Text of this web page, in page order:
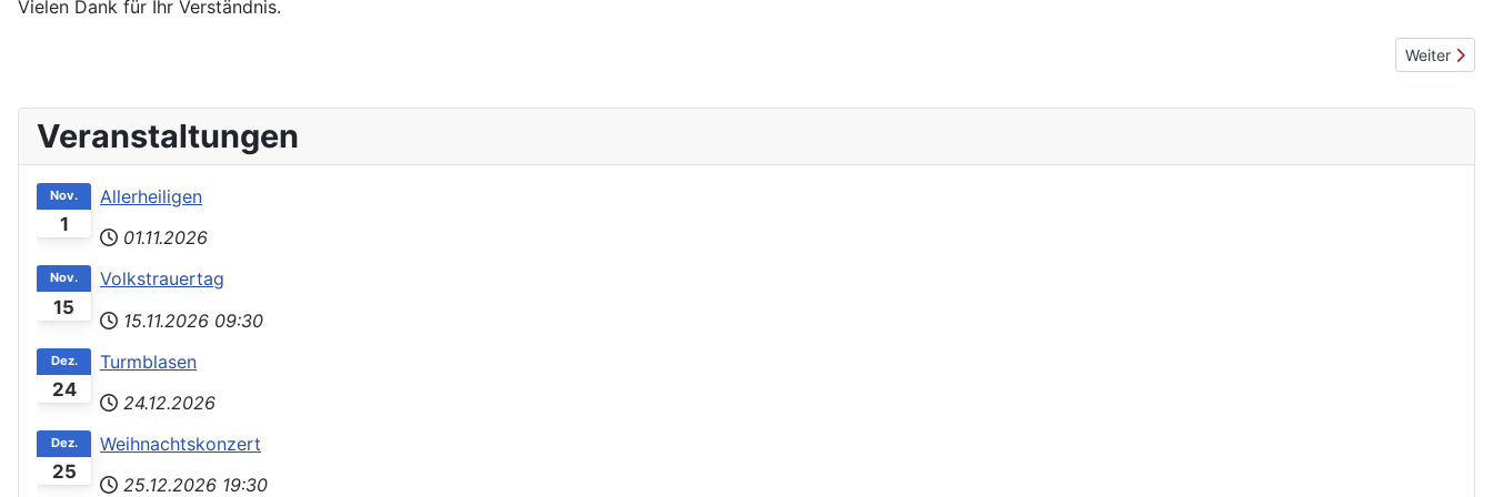
Vielen Dank für Ihr Verständnis.
Nächster
Weiter
Veranstaltungen
1
Nov.
Allerheiligen
01.11.2026
15
Nov.
Volkstrauertag
15.11.2026 09:30
24
Dez.
Turmblasen
24.12.2026
25
Dez.
Weihnachtskonzert
25.12.2026 19:30